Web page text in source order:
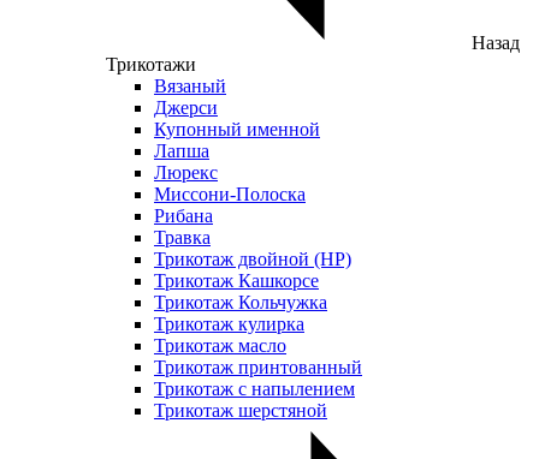
Назад
Трикотажи
Вязаный
Джерси
Купонный именной
Лапша
Люрекс
Миссони-Полоска
Рибана
Травка
Трикотаж двойной (НР)
Трикотаж Кашкорсе
Трикотаж Кольчужка
Трикотаж кулирка
Трикотаж масло
Трикотаж принтованный
Трикотаж с напылением
Трикотаж шерстяной